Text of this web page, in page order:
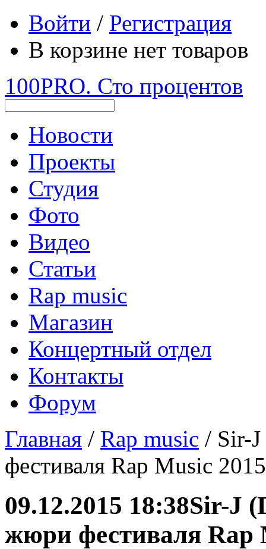
Войти / Регистрация
В корзине нет товаров
100PRO. Сто процентов
Новости
Проекты
Студия
Фото
Видео
Статьи
Rap music
Магазин
Концертный отдел
Контакты
Форум
Главная / Rap music / Sir-
фестиваля Rap Music 2015
09.12.2015 18:38Sir-J
жюри фестиваля Rap